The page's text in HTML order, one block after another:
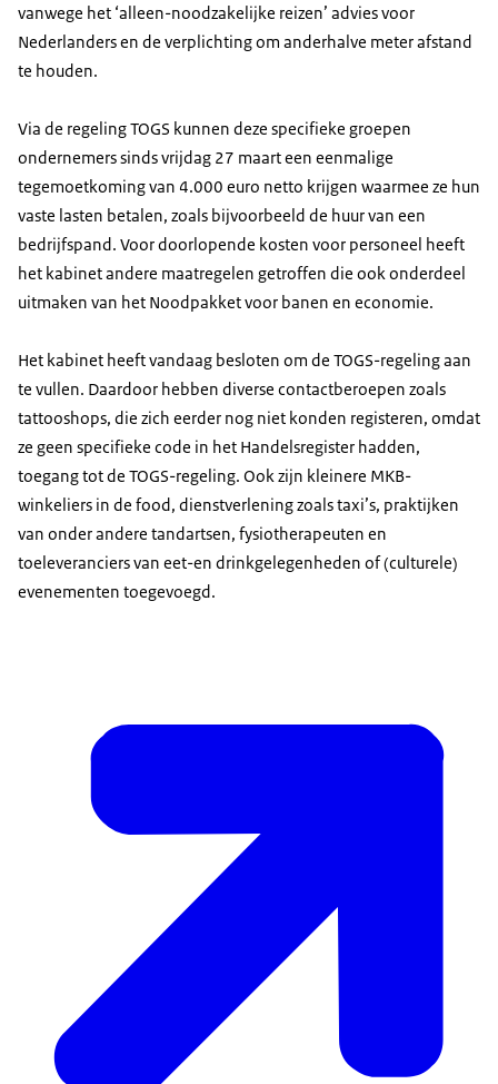
vanwege het ‘alleen-noodzakelijke reizen’ advies voor
Nederlanders en de verplichting om anderhalve meter afstand
te houden.
Via de regeling TOGS kunnen deze specifieke groepen
ondernemers sinds vrijdag 27 maart een eenmalige
tegemoetkoming van 4.000 euro netto krijgen waarmee ze hun
vaste lasten betalen, zoals bijvoorbeeld de huur van een
bedrijfspand. Voor doorlopende kosten voor personeel heeft
het kabinet andere maatregelen getroffen die ook onderdeel
uitmaken van het Noodpakket voor banen en economie.
Het kabinet heeft vandaag besloten om de TOGS-regeling aan
te vullen. Daardoor hebben diverse contactberoepen zoals
tattooshops, die zich eerder nog niet konden registeren, omdat
ze geen specifieke code in het Handelsregister hadden,
toegang tot de TOGS-regeling. Ook zijn kleinere MKB-
winkeliers in de food, dienstverlening zoals taxi’s, praktijken
van onder andere tandartsen, fysiotherapeuten en
toeleveranciers van eet-en drinkgelegenheden of (culturele)
evenementen toegevoegd.